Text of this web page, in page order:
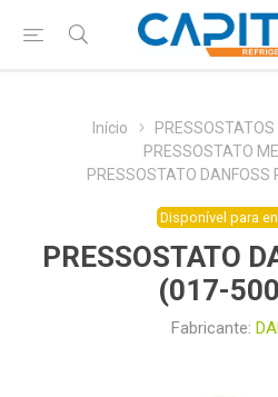
Início
PRESSOSTATO
PRESSOSTATO
Disponível para
PRESSOSTATO
(017-
Fabricante: